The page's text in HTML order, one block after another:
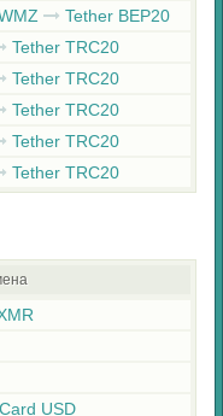
Tether BEP20
Tether TRC20
Tether TRC20
Tether TRC20
Tether TRC20
Tether TRC20
USD